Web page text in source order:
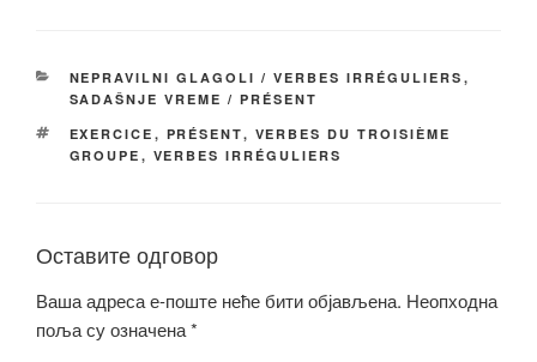
e
b
o
er y
Li
n
e
КАТЕГОРИЈЕ
NEPRAVILNI GLAGOLI / VERBES IRRÉGULIERS ,
SADAŠNJE VREME / PRÉSENT
ОЗНАКЕ
EXERCICE , PRÉSENT, VERBES DU TROISIÈME
GROUPE , VERBES IRRÉGULIERS
Оставите одговор
Ваша адреса е-поште неће бити објављена. Неопходна
поља су означена*